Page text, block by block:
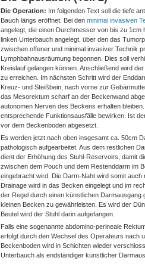
Die Operation: Im folgenden Text soll die tiefe
Bauch längs eröffnet. Bei den minimal invasiven
angelegt, die einen Durchmesser von bis zu
linken Unterbauch angelegt, über den das
zwischen offener und minimal invasiver Technik
Lymphbahnausräumung begonnen. Dies soll
Kreislauf gelangen können. Anschließend wird
zu erreichen. Im nächsten Schritt wird der
Kreuz- und Steißbein, nach vorne zur
das Mesorektum scharf an der Beckenwand
autonomen Nerven des Beckens erhalten
entsprechende Funktionsausfälle bewirken. Ist
vor dem Beckenboden abgesetzt.
Es werden jetzt nach oben insgesamt ca. 50cm
pathologisch aufgearbeitet. Aus dem restlichen
dient der Erhöhung des Stuhl-Reservoirs, damit
zwischen dem Pouch und dem Restenddarm im
eingebracht wird. Die Darm-Naht wird somit
Drainage wird in das Becken eingelegt und im
der Regel durch einen künstlichen Darmausgang
kleinen Becken zu gewährleisten. Es wird der
Beutel wird der Stuhl darin aufgefangen.
Falls eine sogenannte abdomino-perineale
erfolgt durch den Wechsel des Operateurs nach
Beckenboden wird in Schichten wieder
Unterbauch als endständiger künstlicher